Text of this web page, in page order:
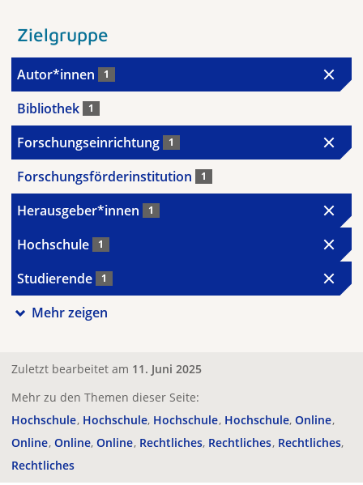
Zielgruppe
Autor*innen 1
Bibliothek 1
Forschungseinrichtung 1
Forschungsförderinstitution 1
Herausgeber*innen 1
Hochschule 1
Studierende 1
Mehr zeigen
Zuletzt bearbeitet am 11. Juni 2025
Mehr zu den Themen dieser Seite:
Hochschule Hochschule Hochschule Hochschule Online
Online Online Online Rechtliches Rechtliches Rechtliches
Rechtliches